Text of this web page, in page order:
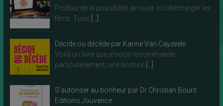
Profitez de la possibilité de louer ou télécharger les
films. Tous
Décide ou décède par Karine Van Cayzeele
Voilà un livre que je vous recommande
particulièrement, une écriture
S’autoriser au bonheur par Dr Christian Bourit
Editions Jouvence